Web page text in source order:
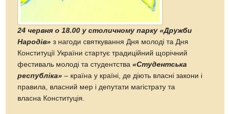
24 червня о 18.00 у столичному парку «Дружби
Народів» з нагоди святкування Дня молоді та Дня
Конституції України стартує традиційний щорічний
фестиваль молоді та студентства«Студентська
республіка» – країна у країні, де діють власні закони і
правила, власний мер і депутати магістрату та
власна Конституція.